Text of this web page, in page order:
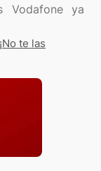
Vodafone ya
te las